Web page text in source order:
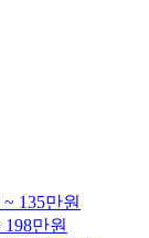
~ 135만원
만원